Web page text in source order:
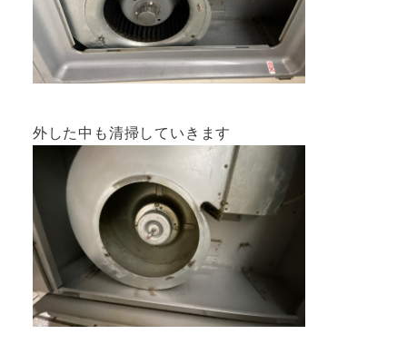
外した中も清掃していきます